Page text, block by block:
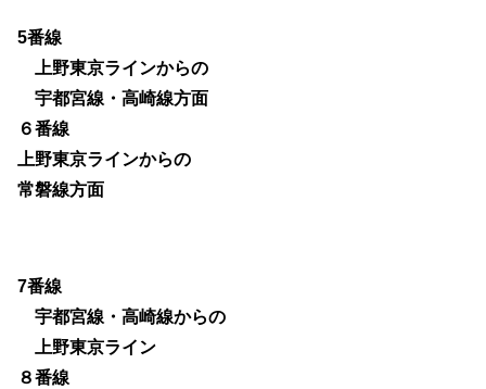
5番線
上野東京ラインからの
宇都宮線・高崎線方面
６番線
上野東京ラインからの
常磐線方面
7番線
宇都宮線・高崎線からの
上野東京ライン
８番線